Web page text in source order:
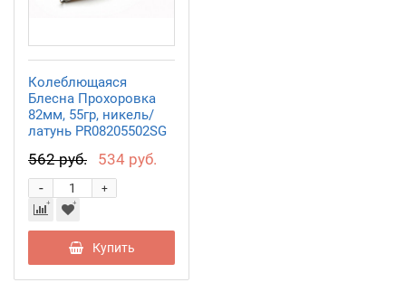
Колеблющаяся
Блесна Прохоровка
82мм, 55гр, никель/
латунь PR08205502SG
562 руб. 534 руб.
+
-
Купить